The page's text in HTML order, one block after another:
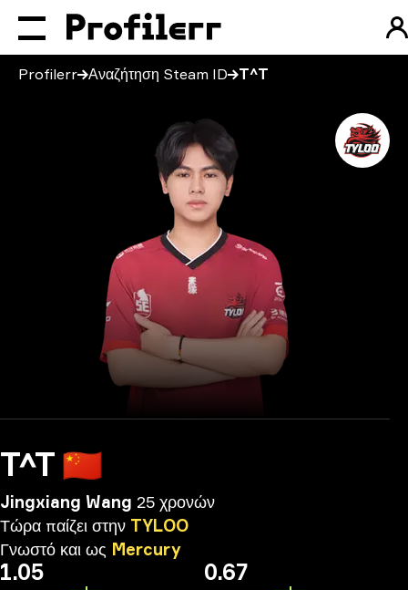
Profilerr Αναζήτηση Steam ID T^T
T^T 🇨🇳
Jingxiang Wang 25 χρονών
Τώρα παίζει στην TYLOO
Γνωστό και ως Mercury
1.05 0.67